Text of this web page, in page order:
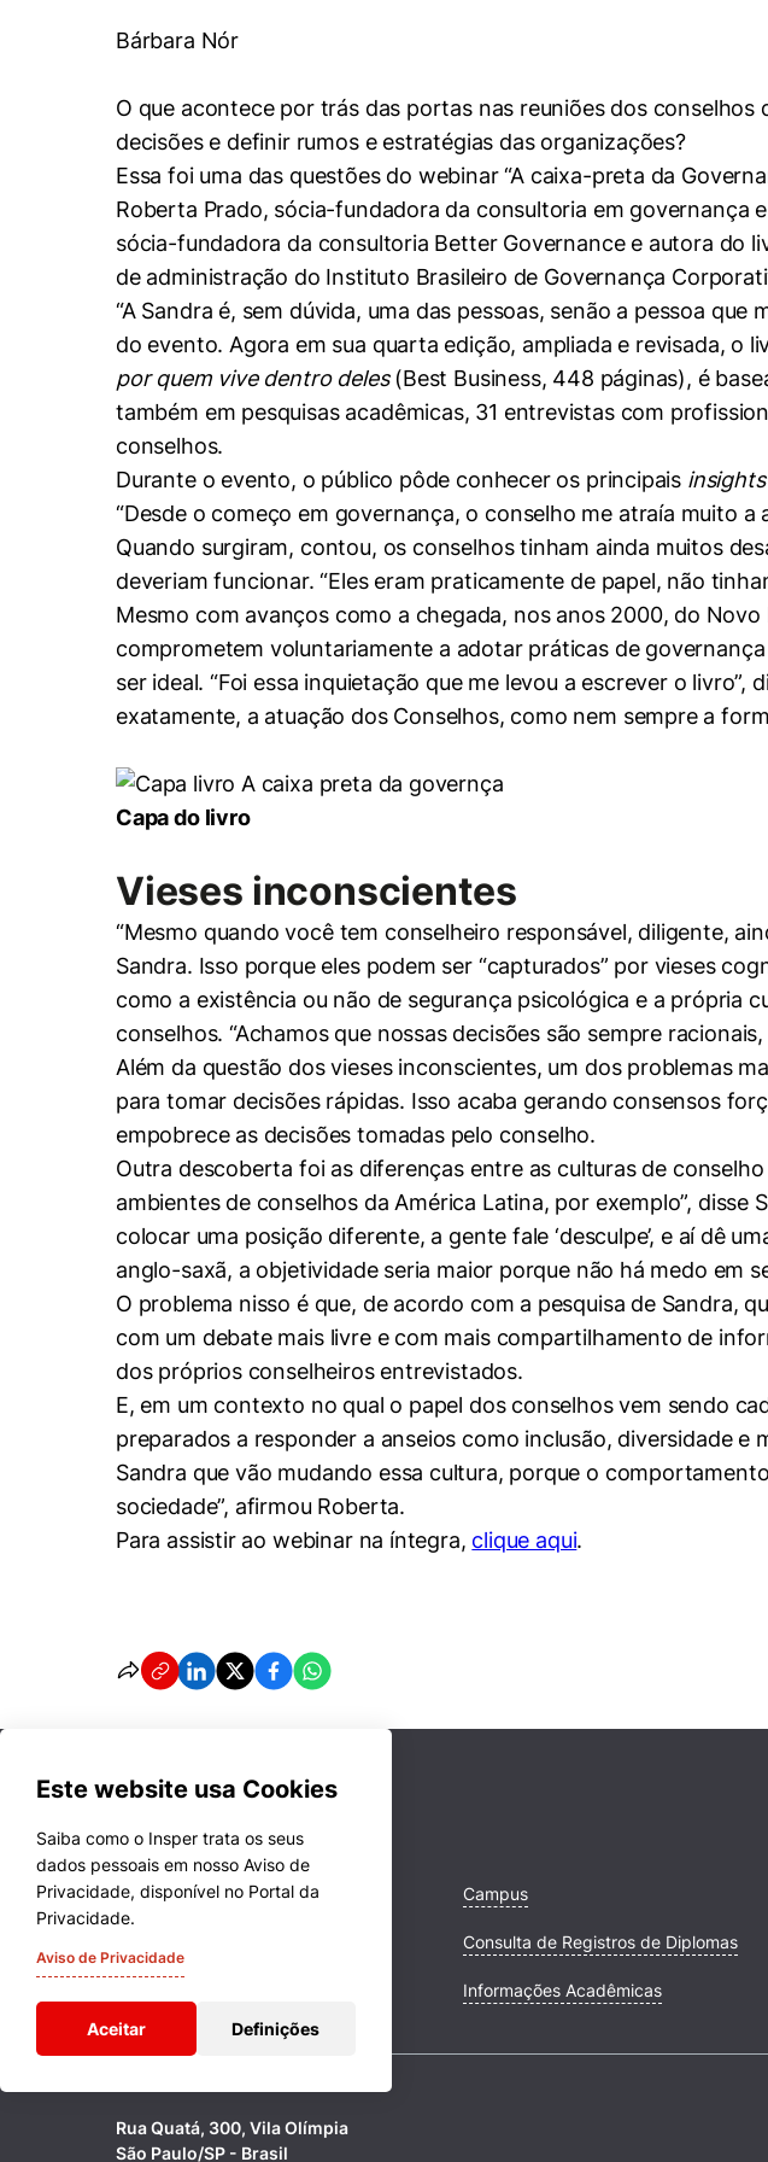
Hub de Inovação e
Trabalhe conosco
Sala de Imprensa
Repositório Institucional
Seminários Acadêmicos
Comitê de Ética em
Pesquisa
Instagram
Bárbara Nór
O que acontece por trás das portas nas reuniões dos
decisões e definir rumos e estratégias das organizações?
Essa foi uma das questões do webinar “A caixa-preta da
Roberta Prado, sócia-fundadora da consultoria em governança
sócia-fundadora da consultoria Better Governance e autora do
de administração do Instituto Brasileiro de Governança
“A Sandra é, sem dúvida, uma das pessoas, senão a pessoa
do evento. Agora em sua quarta edição, ampliada e revisada, o
por quem vive dentro deles(Best Business, 448 páginas), é
também em pesquisas acadêmicas, 31 entrevistas com
conselhos.
Durante o evento, o público pôde conhecer os principais insights
“Desde o começo em governança, o conselho me atraía muito
Quando surgiram, contou, os conselhos tinham ainda muitos
deveriam funcionar. “Eles eram praticamente de papel, não
Mesmo com avanços como a chegada, nos anos 2000, do
comprometem voluntariamente a adotar práticas de
ser ideal. “Foi essa inquietação que me levou a escrever o
exatamente, a atuação dos Conselhos, como nem sempre a
Capa do livro
Vieses inconscientes
“Mesmo quando você tem conselheiro responsável, diligente,
Sandra. Isso porque eles podem ser “capturados” por vieses
como a existência ou não de segurança psicológica e a própria
conselhos. “Achamos que nossas decisões são sempre
Além da questão dos vieses inconscientes, um dos problemas
para tomar decisões rápidas. Isso acaba gerando consensos
empobrece as decisões tomadas pelo conselho.
Outra descoberta foi as diferenças entre as culturas de
ambientes de conselhos da América Latina, por exemplo”,
colocar uma posição diferente, a gente fale ‘desculpe’, e aí dê
anglo-saxã, a objetividade seria maior porque não há medo em
O problema nisso é que, de acordo com a pesquisa de Sandra,
com um debate mais livre e com mais compartilhamento de
dos próprios conselheiros entrevistados.
E, em um contexto no qual o papel dos conselhos vem sendo
preparados a responder a anseios como inclusão, diversidade
Sandra que vão mudando essa cultura, porque o
sociedade”, afirmou Roberta.
Para assistir ao webinar na íntegra, clique aqui.
Este website usa Cookies
Saiba como o Insper trata os seus
dados pessoais em nosso Aviso de
Privacidade, disponível no Portal da
Privacidade.
Aviso de Privacidade
Aceitar Definições
Cookies estritamente necessários
Cookies de preferências de usuário
Cursos Campus
Consulta de Registros de Diplomas
Informações Acadêmicas
Rua Quatá, 300, Vila Olímpia
São Paulo/SP - Brasil